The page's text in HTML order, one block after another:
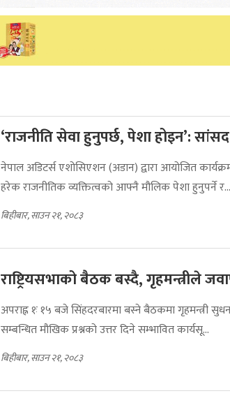
‘राजनीति सेवा हुनुपर्छ, पेशा होइन’:
नेपाल अडिटर्स एशोसिएशन (अडान) द्वारा आयोजित
हरेक राजनीतिक व्यक्तित्वको आफ्नै मौलिक पेशा हुनुपर्ने र...
बिहीबार, साउन २१, २०८३
राष्ट्रियसभाको बैठक बस्दै, गृहमन्त्रीले
अपराह्न १ः १५ बजे सिंहदरबारमा बस्ने बैठकमा गृहमन्त्री
सम्बन्धित मौखिक प्रश्नको उत्तर दिने सम्भावित कार्यसू...
बिहीबार, साउन २१, २०८३